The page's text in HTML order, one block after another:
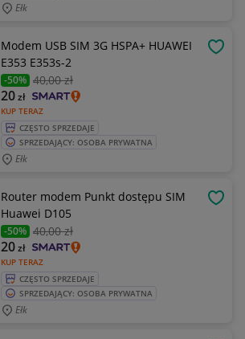
Ełk
Modem USB SIM 3G HSPA+ HUAWEI
E353 E353s-2
-50% 40,00 zł
KUP TERAZ
20zł
CZĘSTO SPRZEDAJE
SPRZEDAJĄCY: OSOBA PRYWATNA
Ełk
Router modem Punkt dostępu SIM
Huawei D105
-50% 40,00 zł
KUP TERAZ
20zł
CZĘSTO SPRZEDAJE
SPRZEDAJĄCY: OSOBA PRYWATNA
Ełk